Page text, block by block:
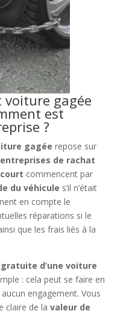
gagée
est
?
gagée repose sur
entreprises de rachat
commencent par
du véhicule s’il n’était
en compte le
réparations si le
que les frais liés à la
d’une voiture
: cela peut se faire en
engagement. Vous
claire de la valeur de